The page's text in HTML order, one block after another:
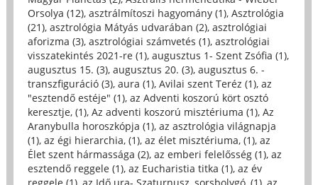
Orsolya (12), asztrálmítoszi hagyomány (1), Asztrológia
(21), asztrológia Mátyás udvarában (2), asztrológiai
aforizma (3), asztrológiai számvetés (1), asztrológiai
visszatekintés 2021-re (1), augusztus 1- Szent Zsófia (1),
augusztus 15. (3), augusztus 20. (3), augusztus 6. -
transzfiguráció (3), aura (1), Avilai szent Teréz (1), az
"esztendő estéje" (1), az Adventi koszorú kört osztó
keresztje, (1), Az adventi koszorú misztériuma (1), Az
Aranybulla horoszkópja (1), az asztrológia világnapja
(1), az égi hierarchia, (1), az élet misztériuma, (1), az
Élet szent hármassága (2), az emberi felelősség (1), az
esztendő reggele (1), az Eucharistia titka (1), az év